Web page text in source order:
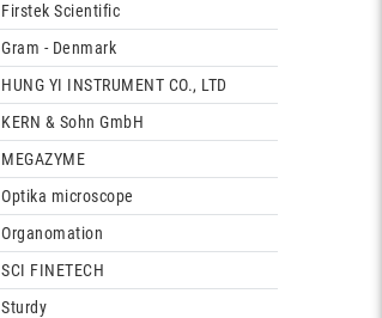
Firstek Scientific
Gram - Denmark
HUNG YI INSTRUMENT CO., LTD
KERN & Sohn GmbH
MEGAZYME
Optika microscope
Organomation
SCI FINETECH
Sturdy